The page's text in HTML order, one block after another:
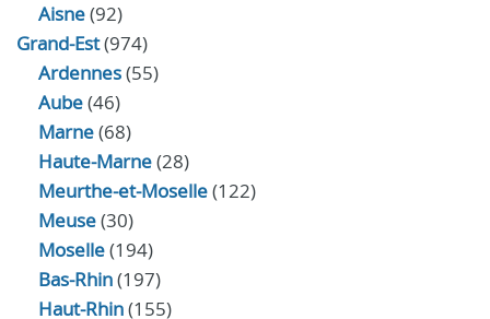
Aisne(92)
Grand-Est(974)
Ardennes(55)
Aube(46)
Marne(68)
Haute-Marne(28)
Meurthe-et-Moselle(122)
Meuse(30)
Moselle(194)
Bas-Rhin(197)
Haut-Rhin(155)